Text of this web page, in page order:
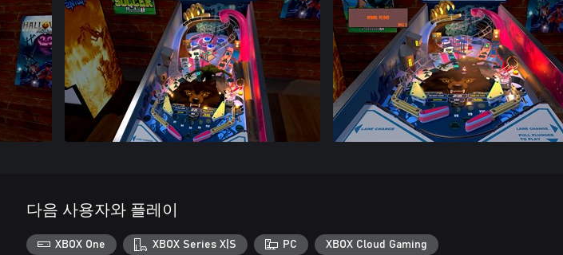
다음 사용자와 플레이
XBOX One XBOX Series X|S PC XBOX Cloud Gaming